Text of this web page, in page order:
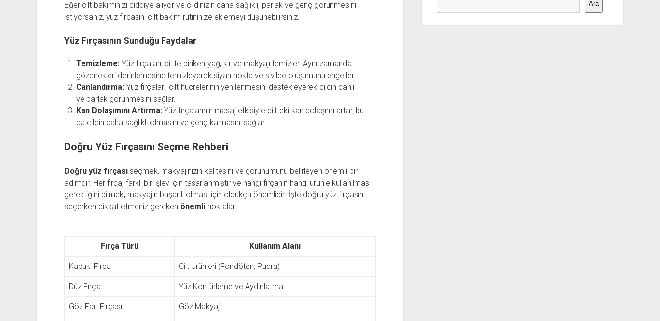
Eğer cilt bakımınızı ciddiye alıyor ve cildinizin daha sağlıklı, parlak ve genç görünmesini
istiyorsanız, yüz fırçasını cilt bakım rutininize eklemeyi düşünebilirsiniz.
Yüz Fırçasının Sunduğu Faydalar
Temizleme: Yüz fırçaları, ciltte biriken yağ, kir ve makyajı temizler. Aynı zamanda
gözenekleri derinlemesine temizleyerek siyah nokta ve sivilce oluşumunu engeller.
Canlandırma: Yüz fırçaları, cilt hücrelerinin yenilenmesini destekleyerek cildin canlı
ve parlak görünmesini sağlar.
Kan Dolaşımını Artırma: Yüz fırçalarının masaj etkisiyle ciltteki kan dolaşımı artar, bu
da cildin daha sağlıklı olmasını ve genç kalmasını sağlar.
Doğru Yüz Fırçasını Seçme Rehberi
Doğru yüz fırçasıseçmek, makyajınızın kalitesini ve görünümünü belirleyen önemli bir
adımdır. Her fırça, farklı bir işlev için tasarlanmıştır ve hangi fırçanın hangi ürünle kullanılması
gerektiğini bilmek, makyajın başarılı olması için oldukça önemlidir. İşte doğru yüz fırçasını
seçerken dikkat etmeniz gereken önemlinoktalar:
Fırça Türü Kullanım Alanı
Kabuki Fırça Cilt Ürünleri (Fondöten, Pudra)
Düz Fırça Yüz Kontürleme ve Aydınlatma
Göz Farı Fırçası Göz Makyajı
Ara